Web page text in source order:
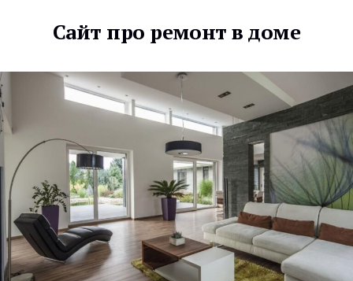
Сайт про ремонт в доме